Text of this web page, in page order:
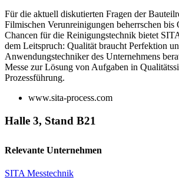
Für die aktuell diskutierten Fragen der
Filmischen Verunreinigungen beherrschen bis
Chancen für die Reinigungstechnik bietet
dem Leitspruch: Qualität braucht Perfektion
Anwendungstechniker des Unternehmens
Messe zur Lösung von Aufgaben in
Prozessführung.
www.sita-process.com
Halle 3, Stand B21
Relevante Unternehmen
SITA Messtechnik